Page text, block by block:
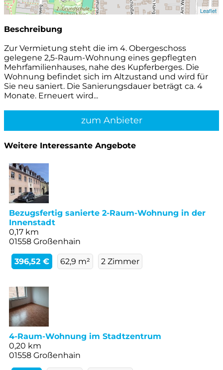
Leaflet
Beschreibung
Zur Vermietung steht die im 4. Obergeschoss
gelegene 2,5-Raum-Wohnung eines gepflegten
Mehrfamilienhauses, nahe des Kupferberges. Die
Wohnung befindet sich im Altzustand und wird für
Sie neu saniert. Die Sanierungsdauer beträgt ca. 4
Monate. Erneuert wird...
zum Anbieter
Weitere Interessante Angebote
Bezugsfertig sanierte 2-Raum-Wohnung in der
Innenstadt
0,17 km
01558 Großenhain
396,52 € 62,9 m² 2 Zimmer
4-Raum-Wohnung im Stadtzentrum
0,20 km
01558 Großenhain